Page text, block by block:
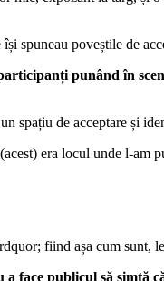
spuneau poveștile de
punând în
spațiu de acceptare și
era locul unde l-
fiind așa cum sunt,
face publicul să simtă